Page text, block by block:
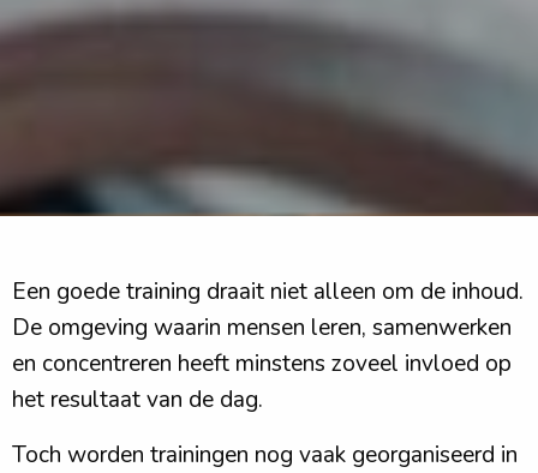
Een goede training draait niet alleen om de inhoud.
De omgeving waarin mensen leren, samenwerken
en concentreren heeft minstens zoveel invloed op
het resultaat van de dag.
Toch worden trainingen nog vaak georganiseerd in